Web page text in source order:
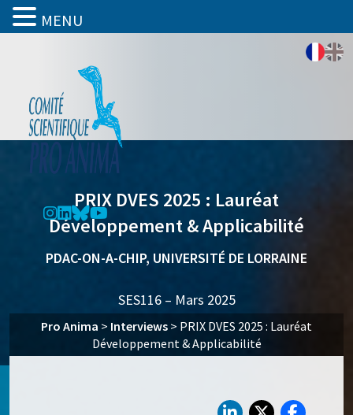
PRIX DVES 2025 : Lauréat
Développement & Applicabilité
PDAC-ON-A-CHIP, UNIVERSITÉ DE LORRAINE
SES116 – Mars 2025
Pro Anima > Interviews > PRIX DVES 2025 : Lauréat
Développement & Applicabilité
MENU